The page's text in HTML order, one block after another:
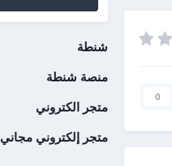
0
شنطة
منصة شنطة
متجر الكتروني
متجر إلكتروني مجاني